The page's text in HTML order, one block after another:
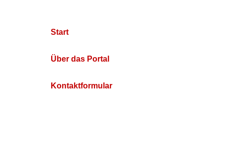
Start
Über das Portal
Kontaktformular